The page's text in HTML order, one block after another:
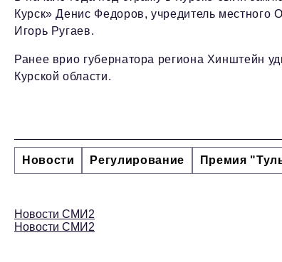
Курск» Денис Федоров, учредитель
Игорь Ругаев.
Ранее врио губернатора региона Хинштейн
Курской области.
Новости Регулирование Премия
Новости СМИ2
Новости СМИ2